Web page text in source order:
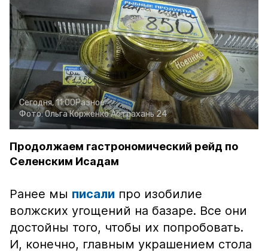
Сегодня, 11:00Разное
Фото:Ольга КорженкоАстрахань 24
Продолжаем гастрономический рейд по
Селенским Исадам
Ранее мы писали про изобилие
волжских угощений на базаре. Все они
достойны того, чтобы их попробовать.
И, конечно, главным украшением стола